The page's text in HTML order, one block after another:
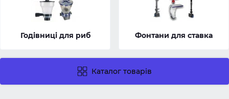
Годівниці для риб Фонтани для ставка
Каталог товарів